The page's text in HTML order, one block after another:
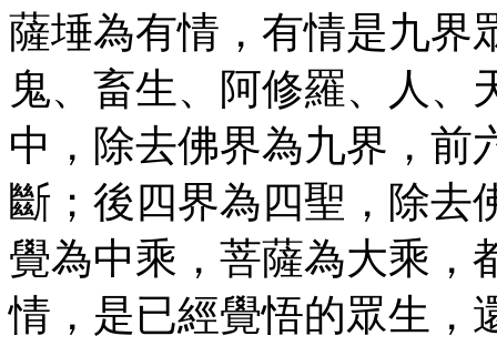
薩埵為有情，有情是九界
鬼、畜生、阿修羅、人、
中，除去佛界為九界，前
斷；後四界為四聖，除去
覺為中乘，菩薩為大乘，
情，是已經覺悟的眾生，